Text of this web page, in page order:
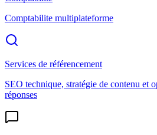
Comptabilite multiplateforme
Services de référencement
SEO technique, stratégie de contenu et
réponses